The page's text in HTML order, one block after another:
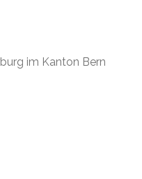
im Kanton Bern